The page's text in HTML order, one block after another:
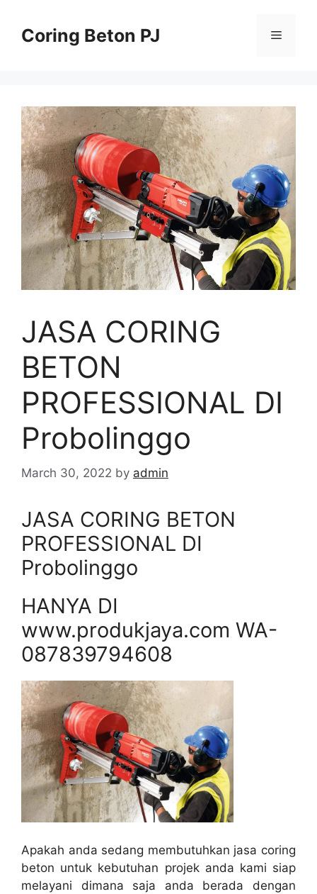
contentCoring Beton PJ Menu
JASA CORING
BETON
PROFESSIONAL DI
Probolinggo
March 30, 2022 by admin
JASA CORING BETON
PROFESSIONAL DI
Probolinggo
HANYA DI
www.produkjaya.com WA-
087839794608
Apakah anda sedang membutuhkan jasa coring
beton untuk kebutuhan projek anda kami siap
melayani dimana saja anda berada dengan